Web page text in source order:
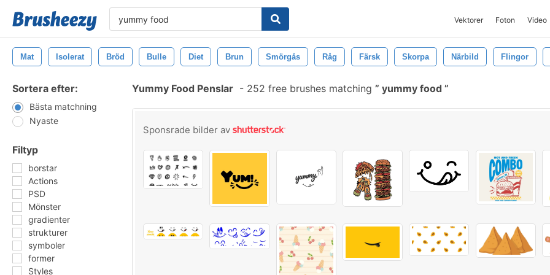
Vektorer Foton Video
Mat Isolerat Bröd Bulle Diet Brun Smörgås Råg Färsk Skorpa Närbild Flingor
Sortera efter:
Bästa matchning
Nyaste
Filtyp
borstar
Actions
PSD
Mönster
gradienter
strukturer
symboler
former
Styles
Yummy Food Penslar - 252 free brushes matching yummy food
Sponsrade bilder av